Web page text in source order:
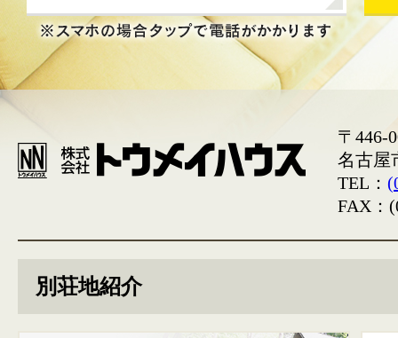
〒446-
名古屋
TEL：
FAX：
別荘地紹介